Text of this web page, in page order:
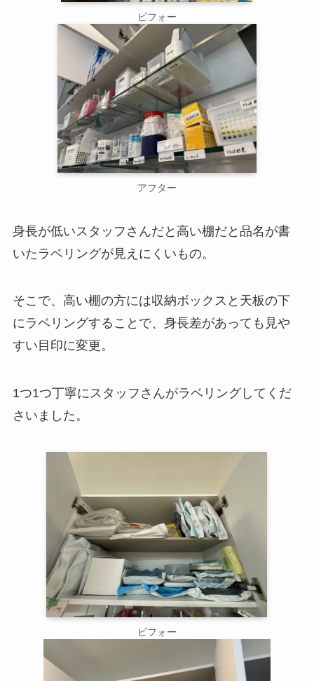
ビフォー
アフター
身長が低いスタッフさんだと高い棚だと品名が書
いたラベリングが見えにくいもの。
そこで、高い棚の方には収納ボックスと天板の下
にラベリングすることで、身長差があっても見や
すい目印に変更。
1つ1つ丁寧にスタッフさんがラベリングしてくだ
さいました。
ビフォー